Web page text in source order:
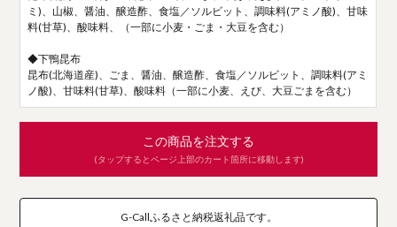
ミ)、山椒、醤油、醸造酢、食塩／ソルビット、調味料(アミノ酸)、甘味
料(甘草)、酸味料、（一部に小麦・ごま・大豆を含む）
◆下鴨昆布
昆布(北海道産)、ごま、醤油、醸造酢、食塩／ソルビット、調味料(アミ
ノ酸)、甘味料(甘草)、酸味料（一部に小麦、えび、大豆ごまを含む）
この商品を注文する
(タップするとページ上部のカート箇所に移動します)
G-Callふるさと納税返礼品です。